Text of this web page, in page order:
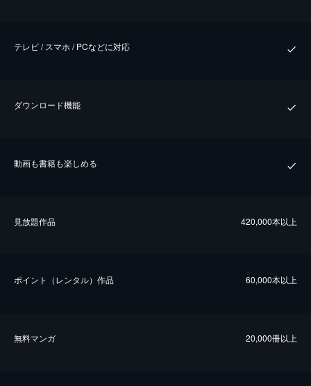
テレビ / スマホ / PCなどに対応
ダウンロード機能
動画も書籍も楽しめる
⾒放題作品 420,000本以上
ポイント（レンタル）作品 60,000本以上
無料マンガ 20,000冊以上